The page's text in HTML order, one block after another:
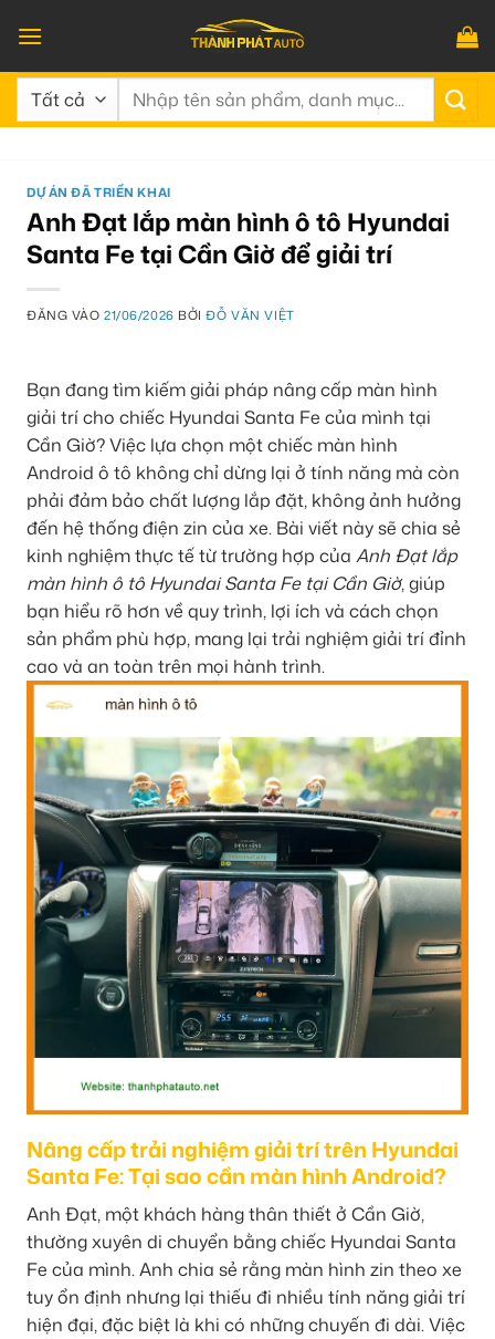
qua
nội
dung
Tìm
DỰ ÁN ĐÃ TRIỂN KHAI
Anh Đạt lắp màn hình ô tô Hyundai
Santa Fe tại Cần Giờ để giải trí
ĐĂNG VÀO21/06/2026 BỞIĐỖ VĂN VIỆT
Bạn đang tìm kiếm giải pháp nâng cấp màn hình
giải trí cho chiếc Hyundai Santa Fe của mình tại
Cần Giờ? Việc lựa chọn một chiếc màn hình
Android ô tô không chỉ dừng lại ở tính năng mà còn
phải đảm bảo chất lượng lắp đặt, không ảnh hưởng
đến hệ thống điện zin của xe. Bài viết này sẽ chia sẻ
kinh nghiệm thực tế từ trường hợp của Anh Đạt lắp
màn hình ô tô Hyundai Santa Fe tại Cần Giờ, giúp
bạn hiểu rõ hơn về quy trình, lợi ích và cách chọn
sản phẩm phù hợp, mang lại trải nghiệm giải trí đỉnh
cao và an toàn trên mọi hành trình.
Nâng cấp trải nghiệm giải trí trên Hyundai
Santa Fe: Tại sao cần màn hình Android?
Anh Đạt, một khách hàng thân thiết ở Cần Giờ,
thường xuyên di chuyển bằng chiếc Hyundai Santa
Fe của mình. Anh chia sẻ rằng màn hình zin theo xe
tuy ổn định nhưng lại thiếu đi nhiều tính năng giải trí
hiện đại, đặc biệt là khi có những chuyến đi dài. Việc